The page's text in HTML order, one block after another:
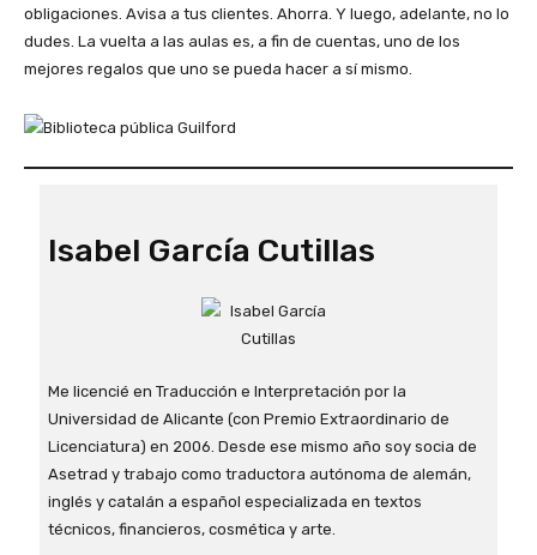
obligaciones. Avisa a tus clientes. Ahorra. Y luego, adelante, no lo
dudes. La vuelta a las aulas es, a fin de cuentas, uno de los
mejores regalos que uno se pueda hacer a sí mismo.
Isabel García Cutillas
Me licencié en Traducción e Interpretación por la
Universidad de Alicante (con Premio Extraordinario de
Licenciatura) en 2006. Desde ese mismo año soy socia de
Asetrad y trabajo como traductora autónoma de alemán,
inglés y catalán a español especializada en textos
técnicos, financieros, cosmética y arte.